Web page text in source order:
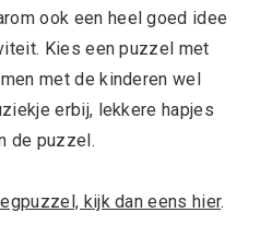
ook een heel goed idee
Kies een puzzel met
met de kinderen wel
erbij, lekkere hapjes
de puzzel.
legpuzzel, kijk dan eens hier.